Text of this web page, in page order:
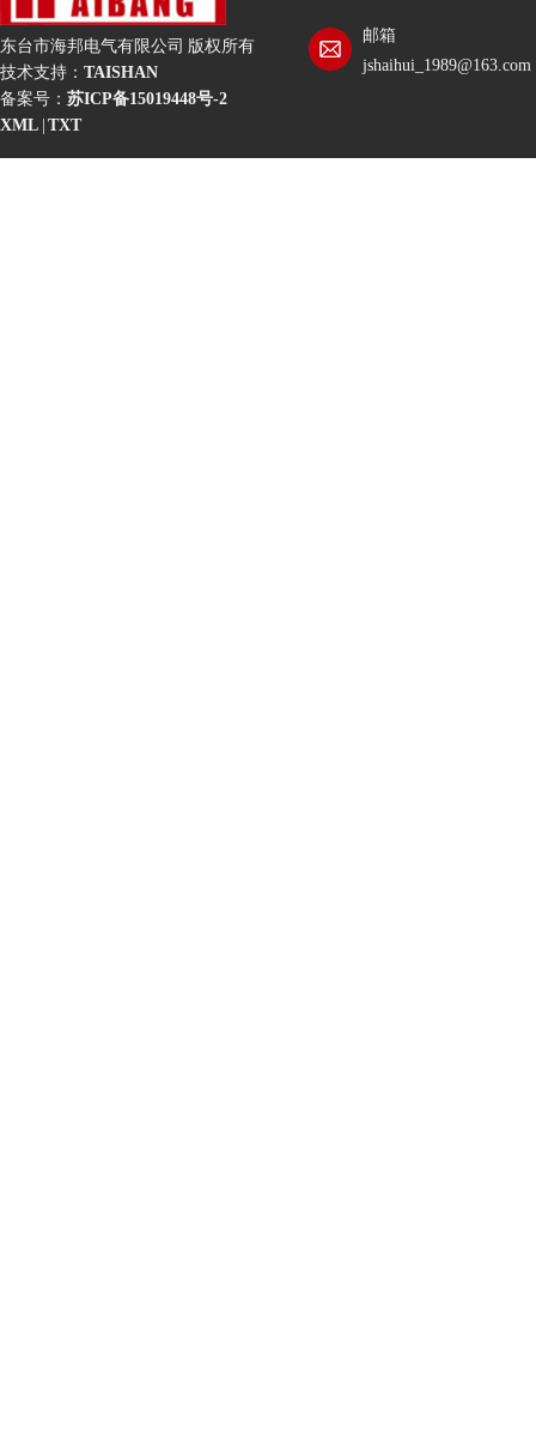
东台市海邦电气有限公司 版权所有
技术支持： TAISHAN
备案号： 苏ICP备15019448号-2
XML TXT
邮箱
jshaihui_1989@163.com